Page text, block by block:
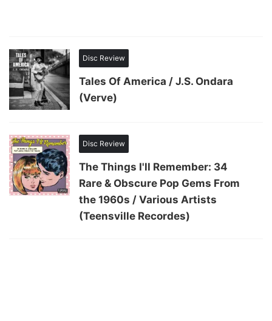
Disc Review
Tales Of America / J.S. Ondara
(Verve)
Disc Review
The Things I'll Remember: 34
Rare & Obscure Pop Gems From
the 1960s / Various Artists
(Teensville Recordes)